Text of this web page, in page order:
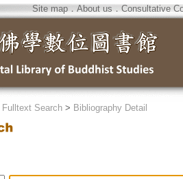
Site map．About us ． Consultative
Fulltext Search > Bibliography Detail